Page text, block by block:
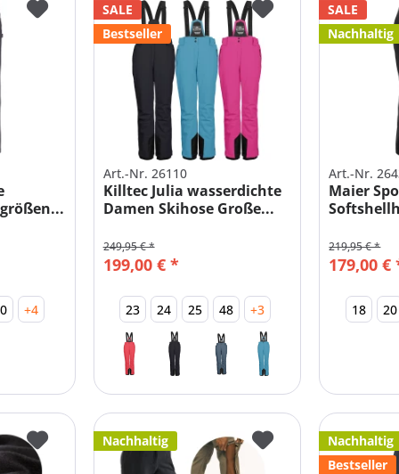
+4
SALE
Bestseller
Art.-Nr. 26110
Killtec Julia wasserdichte
Damen Skihose Große...
199,00 € *
249,95 € *
23 24 25 48 +3
SALE
Nachhaltig
Art.-Nr.
Maier
179,00 €
219,95 € *
18 20
Nachhaltig
Nachhaltig
Bestseller